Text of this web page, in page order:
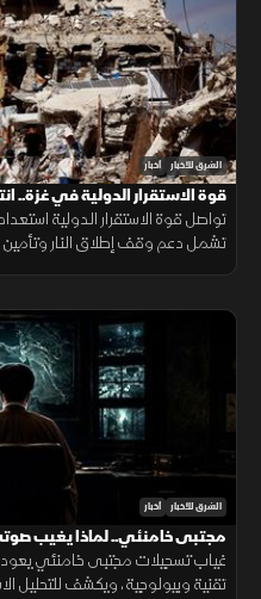
الشرق للأخبار أخبار
قوة الاستقرار الدولية في غزة..
تواصل قوة الاستقرار الدولية
تشمل دعم وقف إطلاق النار
الشرق للأخبار أخبار
مجتبى خامنئي.. لماذا يغيب
غياب تسجيلات مجتبى خامنئي
تقنية وبيولوجية، ويكشف للتحليل